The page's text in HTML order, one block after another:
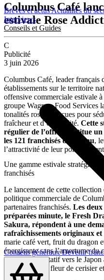
Brèves et actusActualités du
Interviews
Conseils et Guides
Conseils générauxDevenir
Columbus Café
estivale Rose
C
Publicité
3 juin 2026
Columbus Café, leader français
établissements sur le territoire
offensive commerciale estivale
groupe Wagram Food Services
tonalités roses, conçues pour
fraîcheur et d’originalité. Cette
régulier de l’offre constitue
les 121 franchisés du réseau,
l’attractivité de leur point de
Une gamme estivale
franchisés
Le lancement de cette
politique commerciale de
partenaires franchisés. Les deux
préparées minute, le Fresh
Sakura, répondent à une
rafraîchissements originaux
marie café vert, fruit du dragon
énergisante sans l’amertume
un voyage gustatif vers le
fraise, sirop de fleur de cerisier